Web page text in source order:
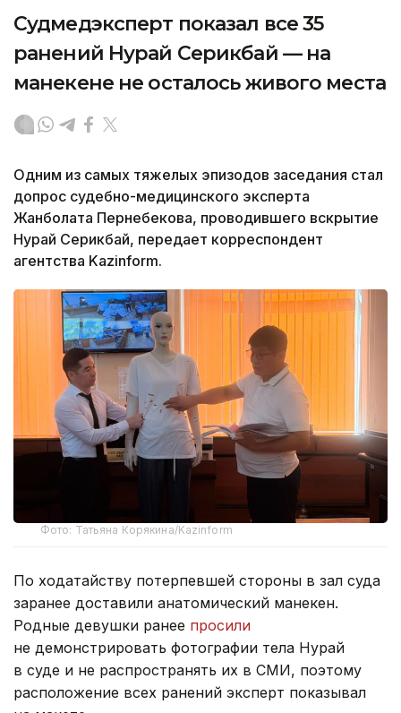
Судмедэксперт показал все 35
ранений Нурай Серикбай — на
манекене не осталось живого места
Одним из самых тяжелых эпизодов заседания стал
допрос судебно-медицинского эксперта
Жанболата Пернебекова, проводившего вскрытие
Нурай Серикбай, передает корреспондент
агентства Kazinform.
Фото: Татьяна Корякина/Kazinform
По ходатайству потерпевшей стороны в зал суда
заранее доставили анатомический манекен.
Родные девушки ранее просили
не демонстрировать фотографии тела Нурай
в суде и не распространять их в СМИ, поэтому
расположение всех ранений эксперт показывал